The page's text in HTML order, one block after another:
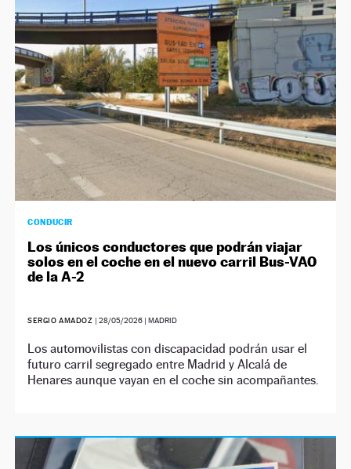
NEWSLETTER
SÍGUENOS
CONDUCIR
Los únicos conductores que podrán viajar
solos en el coche en el nuevo carril Bus-VAO
de la A-2
SERGIO AMADOZ | 28/05/2026| MADRID
Los automovilistas con discapacidad podrán usar el
futuro carril segregado entre Madrid y Alcalá de
Henares aunque vayan en el coche sin acompañantes.